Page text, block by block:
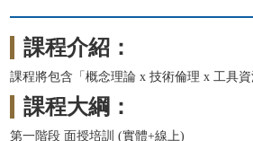
課程介紹：
課程將包含「概念理論 x 技術倫理 x 工具
課程大綱：
​第一階段 面授培訓 (實體+線上)